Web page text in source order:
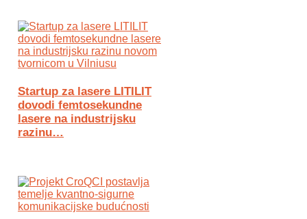
Startup za lasere LITILIT
dovodi femtosekundne
lasere na industrijsku
razinu…